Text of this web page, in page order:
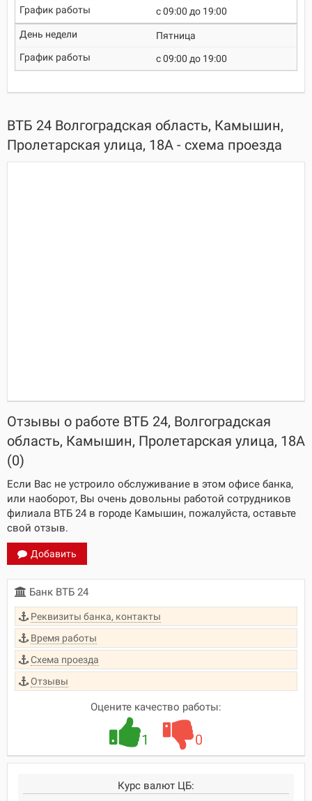
c 09:00 до 19:00
Пятница
c 09:00 до 19:00
ВТБ 24 Волгоградская область, Камышин,
Пролетарская улица, 18А - схема проезда
Отзывы о работе ВТБ 24, Волгоградская
область, Камышин, Пролетарская улица, 18А
(0)
Если Вас не устроило обслуживание в этом офисе банка,
или наоборот, Вы очень довольны работой сотрудников
филиала ВТБ 24 в городе Камышин, пожалуйста, оставьте
свой отзыв.
Добавить
Банк ВТБ 24
Реквизиты банка, контакты
Время работы
Схема проезда
Отзывы
Оцените качество работы:
1 0
Курс валют ЦБ: